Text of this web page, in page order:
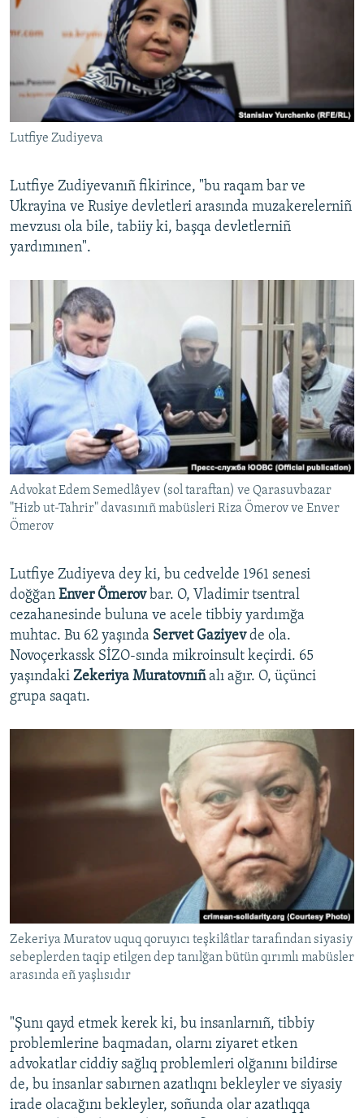
Lutfiye Zudiyeva
Lutfiye Zudiyevanıñ fikirince, "bu raqam bar ve
Ukrayina ve Rusiye devletleri arasında muzakerelerniñ
mevzusı ola bile, tabiiy ki, başqa devletlerniñ
yardımınen".
Advokat Edem Semedlâyev (sol taraftan) ve Qarasuvbazar
"Hizb ut-Tahrir" davasınıñ mabüsleri Riza Ömerov ve Enver
Ömerov
Lutfiye Zudiyeva dey ki, bu cedvelde 1961 senesi
doğğan Enver Ömerov bar. O, Vladimir tsentral
cezahanesinde buluna ve acele tibbiy yardımğa
muhtac. Bu 62 yaşında Servet Gaziyevde ola.
Novoçerkassk SİZO-sında mikroinsult keçirdi. 65
yaşındaki Zekeriya Muratovnıñalı ağır. O, üçünci
grupa saqatı.
Zekeriya Muratov uquq qoruyıcı teşkilâtlar tarafından siyasiy
sebeplerden taqip etilgen dep tanılğan bütün qırımlı mabüsler
arasında eñ yaşlısıdır
"Şunı qayd etmek kerek ki, bu insanlarnıñ, tibbiy
problemlerine baqmadan, olarnı ziyaret etken
advokatlar ciddiy sağlıq problemleri olğanını bildirse
de, bu insanlar sabırnen azatlıqnı bekleyler ve siyasiy
irade olacağını bekleyler, soñunda olar azatlıqqa